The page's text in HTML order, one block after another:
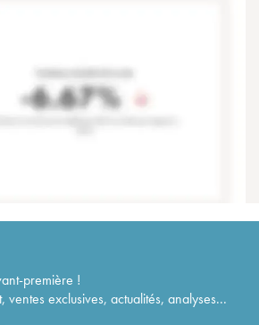
première !
exclusives, actualités, analyses...